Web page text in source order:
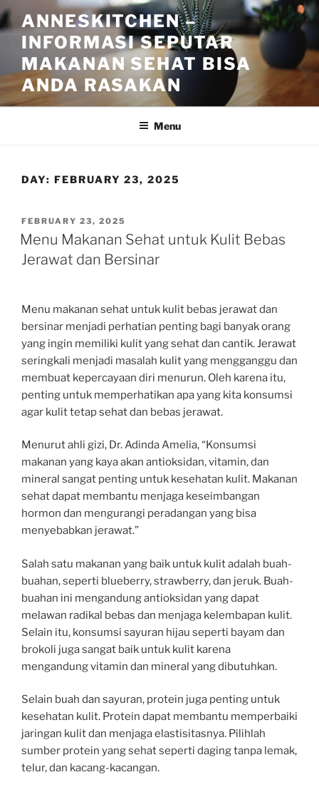
Skip
to
content
ANNESKITCHEN –
INFORMASI SEPUTAR
MAKANAN SEHAT BISA
ANDA RASAKAN
Menu
DAY: FEBRUARY 23, 2025
POSTED
ON
FEBRUARY 23, 2025
Menu Makanan Sehat untuk Kulit Bebas
Jerawat dan Bersinar
Menu makanan sehat untuk kulit bebas jerawat dan
bersinar menjadi perhatian penting bagi banyak orang
yang ingin memiliki kulit yang sehat dan cantik. Jerawat
seringkali menjadi masalah kulit yang mengganggu dan
membuat kepercayaan diri menurun. Oleh karena itu,
penting untuk memperhatikan apa yang kita konsumsi
agar kulit tetap sehat dan bebas jerawat.
Menurut ahli gizi, Dr. Adinda Amelia, “Konsumsi
makanan yang kaya akan antioksidan, vitamin, dan
mineral sangat penting untuk kesehatan kulit. Makanan
sehat dapat membantu menjaga keseimbangan
hormon dan mengurangi peradangan yang bisa
menyebabkan jerawat.”
Salah satu makanan yang baik untuk kulit adalah buah-
buahan, seperti blueberry, strawberry, dan jeruk. Buah-
buahan ini mengandung antioksidan yang dapat
melawan radikal bebas dan menjaga kelembapan kulit.
Selain itu, konsumsi sayuran hijau seperti bayam dan
brokoli juga sangat baik untuk kulit karena
mengandung vitamin dan mineral yang dibutuhkan.
Selain buah dan sayuran, protein juga penting untuk
kesehatan kulit. Protein dapat membantu memperbaiki
jaringan kulit dan menjaga elastisitasnya. Pilihlah
sumber protein yang sehat seperti daging tanpa lemak,
telur, dan kacang-kacangan.